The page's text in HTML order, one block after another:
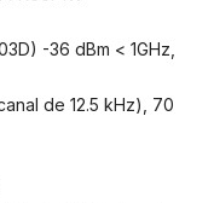
-36 dBm < 1GHz,
de 12.5 kHz), 70